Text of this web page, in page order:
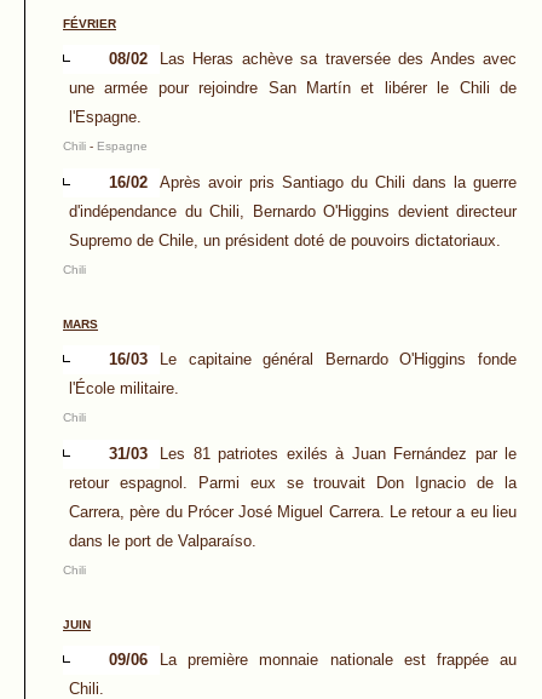
FÉVRIER
08/02
Las Heras achève sa traversée des Andes avec
une armée pour rejoindre San Martín et libérer le Chili de
l'Espagne.
Chili - Espagne
16/02
Après avoir pris Santiago du Chili dans la guerre
d'indépendance du Chili, Bernardo O'Higgins devient directeur
Supremo de Chile, un président doté de pouvoirs dictatoriaux.
Chili
MARS
16/03
Le capitaine général Bernardo O'Higgins fonde
l'École militaire.
Chili
31/03
Les 81 patriotes exilés à Juan Fernández par le
retour espagnol. Parmi eux se trouvait Don Ignacio de la
Carrera, père du Prócer José Miguel Carrera. Le retour a eu lieu
dans le port de Valparaíso.
Chili
JUIN
09/06
La première monnaie nationale est frappée au
Chili.